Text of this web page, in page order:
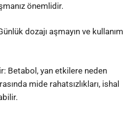
önemlidir.
dozajı aşmayın ve kullanım
Betabol, yan etkilere neden
mide rahatsızlıkları, ishal